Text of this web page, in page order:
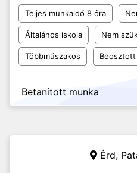
Teljes munkaidő 8 óra
Általános iskola Nem
Többműszakos Beosztott
Betanított munka
Érd,